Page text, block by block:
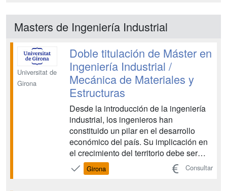
Masters de Ingeniería Industrial
Universitat de
Girona
Doble titulación de Máster en
Ingeniería Industrial /
Mecánica de Materiales y
Estructuras
Desde la introducción de la ingeniería
industrial, los ingenieros han
constituido un pilar en el desarrollo
económico del país. Su implicación en
el crecimiento del territorio debe ser
primordial, tanto en la creación de
nuevos proyectos industriales como en
Girona Consultar